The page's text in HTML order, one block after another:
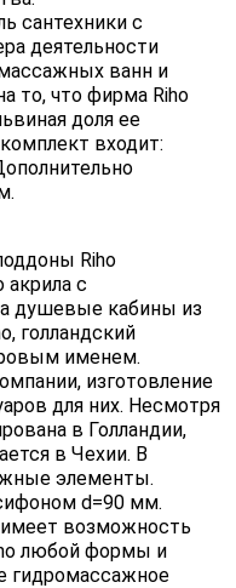
сантехники с
деятельности
ванн и
то, что фирма Riho
доля ее
входит:
Riho
акрила с
а душевые кабины из
голландский
именем.
изготовление
для них. Несмотря
в Голландии,
в Чехии. В
элементы.
d=90 мм.
возможность
любой формы и
гидромассажное